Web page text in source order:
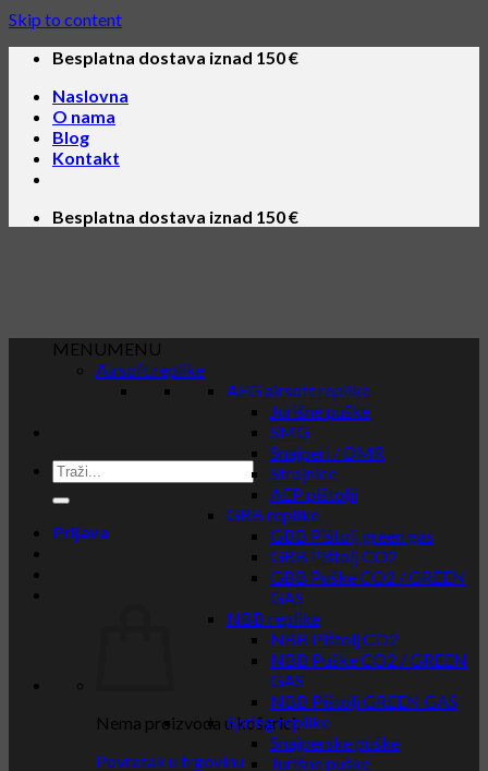
Skip to content
Besplatna dostava iznad 150 €
Naslovna
O nama
Blog
Kontakt
Besplatna dostava iznad 150 €
Prijava
Nema proizvoda u košarici.
Povratak u trgovinu
MENUMENU
Airsoft replike
AEG airsoft replike
Jurišne puške
SMG
Snajperi / DMR
Strojnice
AEP pištolji
GBB replike
GBB Pištolj green gas
GBB Pištolj CO2
GBB Puške CO2 / GREEN
GAS
NBB replike
NBB Pištolj CO2
NBB Puške CO2 / GREEN
GAS
NBB Pištolj GREEN GAS
Spring replike
Snajperske puške
Jurišne puške